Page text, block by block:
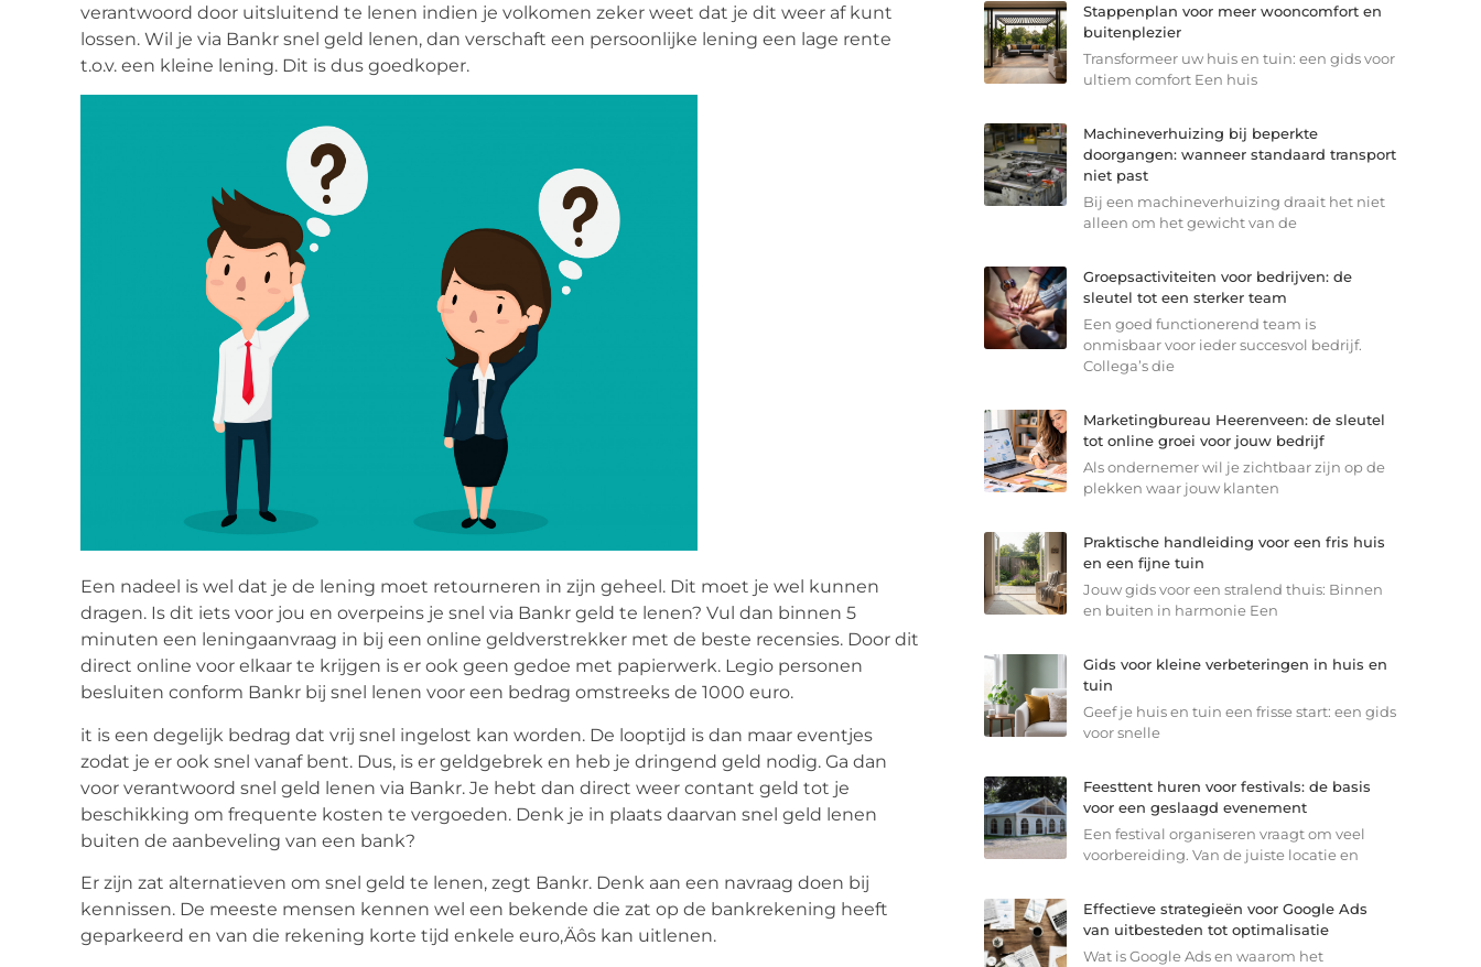
verantwoord door uitsluitend te lenen indien je volkomen zeker weet dat je dit weer af kunt
lossen. Wil je via Bankr snel geld lenen, dan verschaft een persoonlijke lening een lage rente
t.o.v. een kleine lening. Dit is dus goedkoper.
Een nadeel is wel dat je de lening moet retourneren in zijn geheel. Dit moet je wel kunnen
dragen. Is dit iets voor jou en overpeins je snel via Bankr geld te lenen? Vul dan binnen 5
minuten een leningaanvraag in bij een online geldverstrekker met de beste recensies. Door dit
direct online voor elkaar te krijgen is er ook geen gedoe met papierwerk. Legio personen
besluiten conform Bankr bij snel lenen voor een bedrag omstreeks de 1000 euro.
it is een degelijk bedrag dat vrij snel ingelost kan worden. De looptijd is dan maar eventjes
zodat je er ook snel vanaf bent. Dus, is er geldgebrek en heb je dringend geld nodig. Ga dan
voor verantwoord snel geld lenen via Bankr. Je hebt dan direct weer contant geld tot je
beschikking om frequente kosten te vergoeden. Denk je in plaats daarvan snel geld lenen
buiten de aanbeveling van een bank?
Er zijn zat alternatieven om snel geld te lenen, zegt Bankr. Denk aan een navraag doen bij
kennissen. De meeste mensen kennen wel een bekende die zat op de bankrekening heeft
geparkeerd en van die rekening korte tijd enkele euro‚Äôs kan uitlenen.
Stappenplan voor meer wooncomfort en
buitenplezier
Transformeer uw huis en tuin: een gids voor
ultiem comfort Een huis
Machineverhuizing bij beperkte
doorgangen: wanneer standaard transport
niet past
Bij een machineverhuizing draait het niet
alleen om het gewicht van de
Groepsactiviteiten voor bedrijven: de
sleutel tot een sterker team
Een goed functionerend team is
onmisbaar voor ieder succesvol bedrijf.
Collega’s die
Marketingbureau Heerenveen: de sleutel
tot online groei voor jouw bedrijf
Als ondernemer wil je zichtbaar zijn op de
plekken waar jouw klanten
Praktische handleiding voor een fris huis
en een fijne tuin
Jouw gids voor een stralend thuis: Binnen
en buiten in harmonie Een
Gids voor kleine verbeteringen in huis en
tuin
Geef je huis en tuin een frisse start: een gids
voor snelle
Feesttent huren voor festivals: de basis
voor een geslaagd evenement
Een festival organiseren vraagt om veel
voorbereiding. Van de juiste locatie en
Effectieve strategieën voor Google Ads
van uitbesteden tot optimalisatie
Wat is Google Ads en waarom het